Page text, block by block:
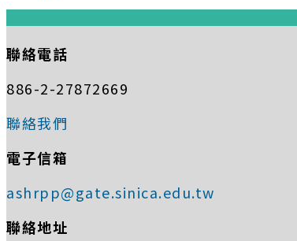
聯絡電話
886-2-27872669
聯絡我們
電子信箱
ashrpp@gate.sinica.edu.tw
聯絡地址